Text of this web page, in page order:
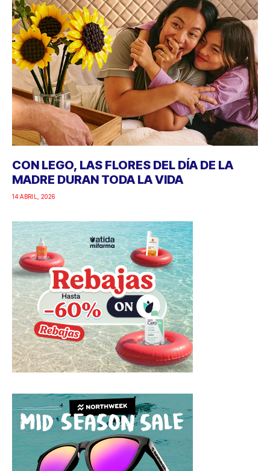
CON LEGO, LAS FLORES DEL DÍA DE LA
MADRE DURAN TODA LA VIDA
14 ABRIL, 2026